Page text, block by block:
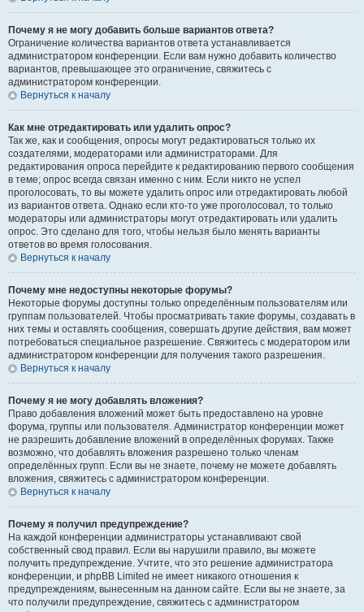
Почему я не могу добавить больше вариантов ответа?
Ограничение количества вариантов ответа устанавливается
администратором конференции. Если вам нужно добавить количество
вариантов, превышающее это ограничение, свяжитесь с
администратором конференции.
Вернуться к началу
Как мне отредактировать или удалить опрос?
Так же, как и сообщения, опросы могут редактироваться только их
создателями, модераторами или администраторами. Для
редактирования опроса перейдите к редактированию первого сообщения
в теме; опрос всегда связан именно с ним. Если никто не успел
проголосовать, то вы можете удалить опрос или отредактировать любой
из вариантов ответа. Однако если кто-то уже проголосовал, то только
модераторы или администраторы могут отредактировать или удалить
опрос. Это сделано для того, чтобы нельзя было менять варианты
ответов во время голосования.
Вернуться к началу
Почему мне недоступны некоторые форумы?
Некоторые форумы доступны только определённым пользователям или
группам пользователей. Чтобы просматривать такие форумы, создавать в
них темы и оставлять сообщения, совершать другие действия, вам может
потребоваться специальное разрешение. Свяжитесь с модератором или
администратором конференции для получения такого разрешения.
Вернуться к началу
Почему я не могу добавлять вложения?
Право добавления вложений может быть предоставлено на уровне
форума, группы или пользователя. Администратор конференции может
не разрешить добавление вложений в определённых форумах. Также
возможно, что добавлять вложения разрешено только членам
определённых групп. Если вы не знаете, почему не можете добавлять
вложения, свяжитесь с администратором конференции.
Вернуться к началу
Почему я получил предупреждение?
На каждой конференции администраторы устанавливают свой
собственный свод правил. Если вы нарушили правило, вы можете
получить предупреждение. Учтите, что это решение администратора
конференции, и phpBB Limited не имеет никакого отношения к
предупреждениям, вынесенным на данном сайте. Если вы не знаете, за
что получили предупреждение, свяжитесь с администратором